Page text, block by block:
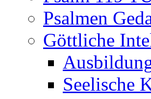
Psalmen
Göttliche
Seelische